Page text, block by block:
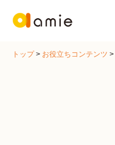
トップ> お役立ちコンテンツ >